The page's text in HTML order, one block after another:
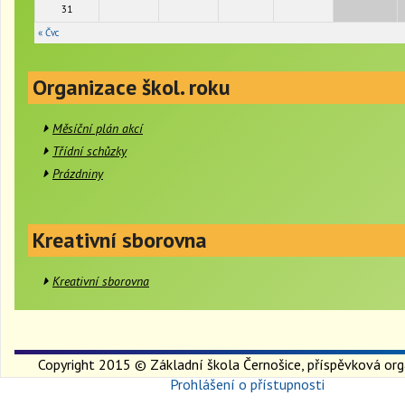
31
« Čvc
Organizace škol. roku
Měsíční plán akcí
Třídní schůzky
Prázdniny
Kreativní sborovna
Kreativní sborovna
Copyright 2015 © Základní škola Černošice, příspěvková
Prohlášení o přístupnosti